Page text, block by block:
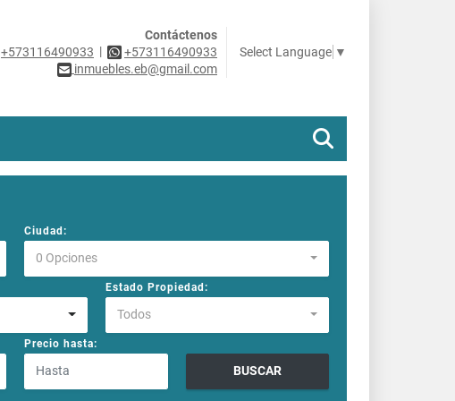
Contáctenos
+573116490933 |
+573116490933
inmuebles.eb@gmail.com
Select Language ▼
Ciudad:
0 Opciones
Estado Propiedad:
Todos
Precio hasta:
BUSCAR